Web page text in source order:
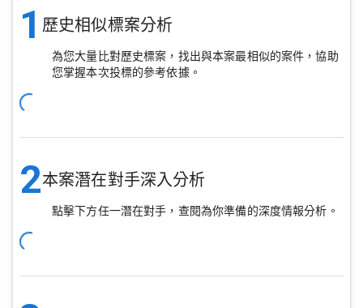
1 歷史相似標案分析
為您大量比對歷史標案，找出與本案最相似的案件，協助
您掌握本次投標的參考依據。
2本案潛在對手深入分析
點擊下方任一潛在對手，查閱為你準備的深度情報分析。